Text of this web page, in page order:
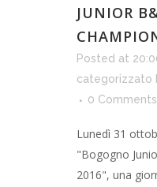
JUNIOR
Posted at
categorizzato
0 Comments
Lunedì 31
"Bogogno
2016", una